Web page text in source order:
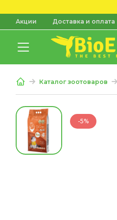
Акции Доставка и оплата
Каталог зоотоваров
-5%